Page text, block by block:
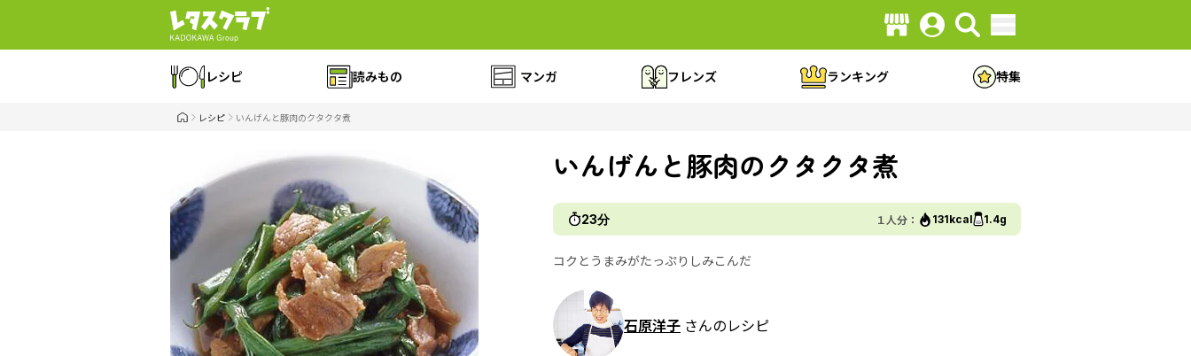
レシピ 読みもの マンガ フレンズ ランキング 特集
レシピ いんげんと豚肉のクタクタ煮
いんげんと豚肉のクタクタ煮
23分 １人分： 131kcal 1.4g
コクとうまみがたっぷりしみこんだ
石原洋子 さんのレシピ